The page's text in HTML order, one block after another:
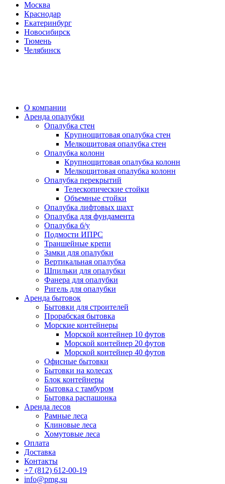
Москва
Краснодар
Екатеринбург
Новосибирск
Тюмень
Челябинск
О компании
Аренда опалубки
Опалубка стен
Крупнощитовая опалубка стен
Мелкощитовая опалубка стен
Опалубка колонн
Крупнощитовая опалубка колонн
Мелкощитовая опалубка колонн
Опалубка перекрытий
Телескопические стойки
Объемные стойки
Опалубка лифтовых шахт
Опалубка для фундамента
Опалубка б/у
Подмости ИПРС
Траншейные крепи
Замки для опалубки
Вертикальная опалубка
Шпильки для опалубки
Фанера для опалубки
Ригель для опалубки
Аренда бытовок
Бытовки для строителей
Прорабская бытовка
Морские контейнеры
Морской контейнер 10 футов
Морской контейнер 20 футов
Морской контейнер 40 футов
Офисные бытовки
Бытовки на колесах
Блок контейнеры
Бытовка с тамбуром
Бытовка распашонка
Аренда лесов
Рамные леса
Клиновые леса
Хомутовые леса
Оплата
Доставка
Контакты
+7 (812) 612-00-19
info@pmg.su